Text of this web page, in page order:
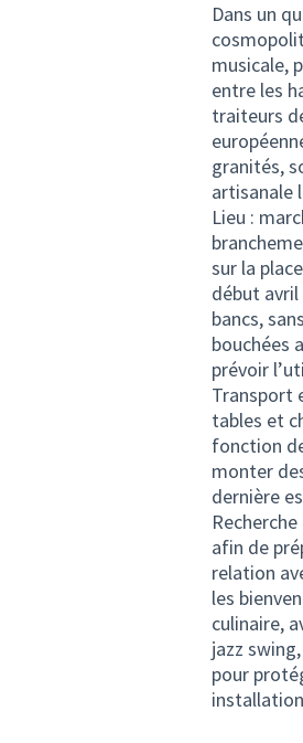
Dans un
musicale,
entre les
traiteurs
granités,
artisanale
Lieu :
sur la
début avril
bancs,
bouchées
prévoir
Transport
tables et
fonction
monter
dernière
afin de
relation
les
culinaire,
jazz
pour